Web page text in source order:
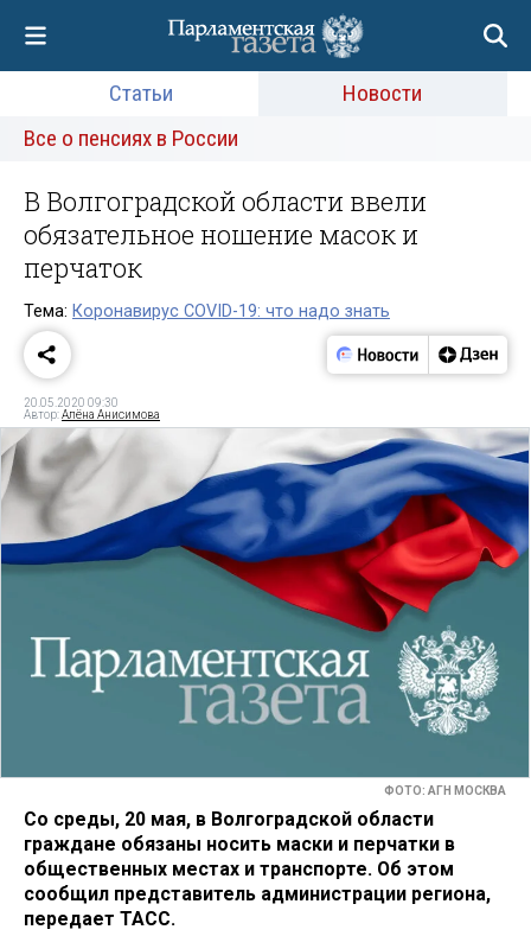
Статьи
Новости
Все о пенсиях в России
В Волгоградской области ввели
обязательное ношение масок и
перчаток
Тема: Коронавирус COVID-19: что надо знать
20.05.2020 09:30
Автор:Алёна Анисимова
ФОТО: АГН МОСКВА
Со среды, 20 мая, в Волгоградской области
граждане обязаны носить маски и перчатки в
общественных местах и транспорте. Об этом
сообщил представитель администрации региона,
передает ТАСС.